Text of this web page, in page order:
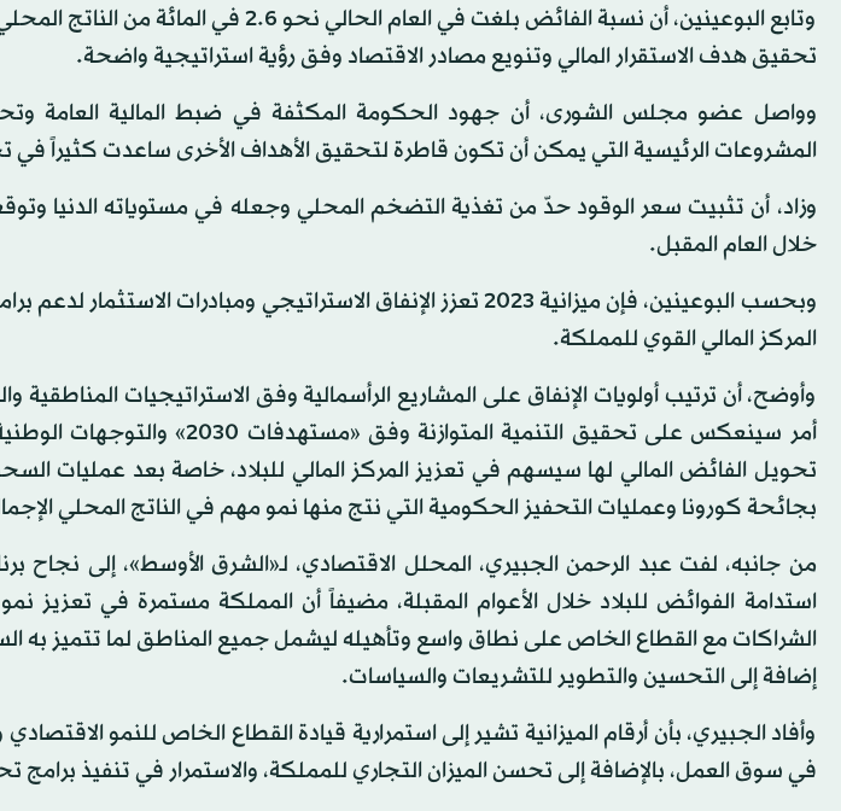
وتابع البوعينين، أن نسبة الفائض بلغت في العام
تحقيق هدف الاستقرار المالي وتنويع مصادر الاقتصاد وفق رؤية استراتيجية واضحة.
وواصل عضو مجلس الشورى، أن جهود الحكومة المكثفة في ضبط المالية العامة
المشروعات الرئيسية التي يمكن أن تكون قاطرة لتحقيق الأهداف الأخرى ساعدت كثيراً في
خلال العام المقبل.
وبحسب البوعينين، فإن ميزانية 2023 تعزز الإنفاق الاستراتيجي ومبادرات
المركز المالي القوي للمملكة.
وأوضح، أن ترتيب أولويات الإنفاق على المشاريع الرأسمالية وفق الاستراتيجيات
أمر سينعكس على تحقيق التنمية
تحويل الفائض المالي لها سيسهم في تعزيز المركز المالي للبلاد، خاصة بعد عمليات
بجائحة كورونا وعمليات التحفيز الحكومية التي نتج منها نمو مهم في الناتج المحلي
من جانبه، لفت عبد الرحمن الجبيري، المحلل الاقتصادي، لـ«الشرق الأوسط»، إلى نجاح
استدامة الفوائض للبلاد خلال الأعوام المقبلة، مضيفاً أن المملكة مستمرة في تعزيز
الشراكات مع القطاع الخاص على نطاق واسع وتأهيله ليشمل جميع المناطق لما تتميز به
إضافة إلى التحسين والتطوير للتشريعات والسياسات.
وأفاد الجبيري، بأن أرقام الميزانية تشير إلى استمرارية قيادة القطاع الخاص للنمو
في سوق العمل، بالإضافة إلى تحسن الميزان التجاري للمملكة، والاستمرار في تنفيذ برامج تحقيق